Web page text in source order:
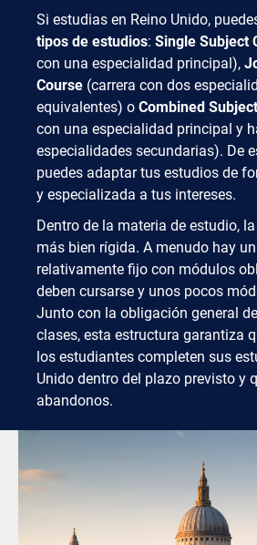
Si estudias en Reino Unido,
tipos de estudios: Single Subject
con una especialidad principal),
Course (carrera con dos
equivalentes) o Combined
con una especialidad principal y
especialidades secundarias). De
puedes adaptar tus estudios de
y especializada a tus intereses.
Dentro de la materia de estudio,
más bien rígida. A menudo hay
relativamente fijo con módulos
deben cursarse y unos pocos
Junto con la obligación general
clases, esta estructura garantiza
los estudiantes completen sus
Unido dentro del plazo previsto y
abandonos.